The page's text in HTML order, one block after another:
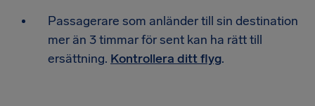
Passagerare som anländer till sin destination
mer än 3 timmar för sent kan ha rätt till
ersättning. Kontrollera ditt flyg.